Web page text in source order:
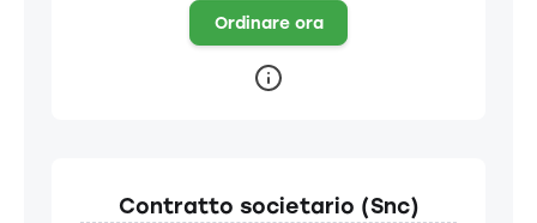
Ordinare ora
Contratto societario (Snc)